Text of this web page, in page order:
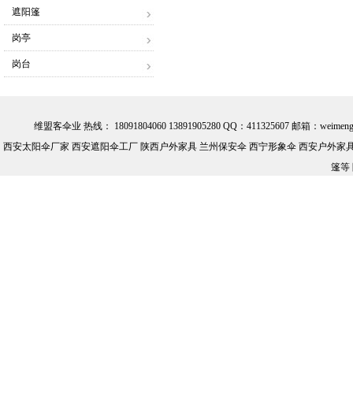
遮阳篷
岗亭
岗台
维盟客伞业 热线： 18091804060 13891905280 QQ：411325607 邮箱：
西安太阳伞厂家 西安遮阳伞工厂 陕西户外家具 兰州保安伞 西宁形象伞 西安户外
篷等